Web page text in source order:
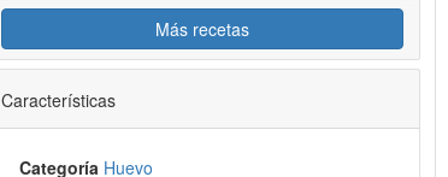
Más recetas
Características
Categoría Huevo